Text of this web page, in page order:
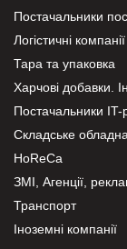
Постачальники
Логістичні компанії
Тара та упаковка
Харчові добавки.
Постачальники IT-
Складське
HoReCa
ЗМІ, Агенції,
Транспорт
Іноземні компанії